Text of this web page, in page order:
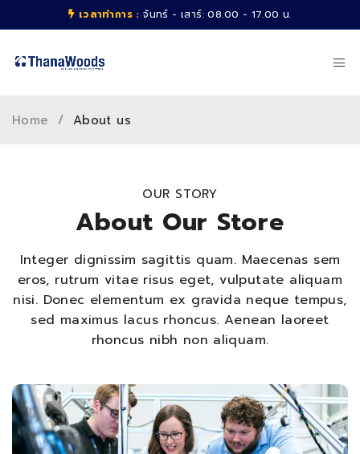
เวลาทำการ : จันทร์ - เสาร์: 08.00 - 17.00 น.
Home / About us
OUR STORY
About Our Store
Integer dignissim sagittis quam. Maecenas sem
eros, rutrum vitae risus eget, vulputate aliquam
nisi. Donec elementum ex gravida neque tempus,
sed maximus lacus rhoncus. Aenean laoreet
rhoncus nibh non aliquam.